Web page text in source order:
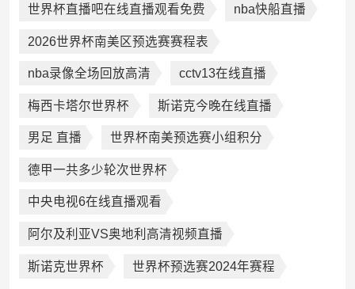
世界杯直播吧在线直播观看免费 nba快船直播
2026世界杯南美区预选赛赛程表
nba录像全场回放高清 cctv13在线直播
梅西卡塔尔世界杯 斯诺克今晚在线直播
男足 直播 世界杯南美预选赛小组积分
德甲一共多少轮次世界杯
中央电视6在线直播观看
阿尔及利亚VS奥地利高清视频直播
斯诺克世界杯 世界杯预选赛2024年赛程